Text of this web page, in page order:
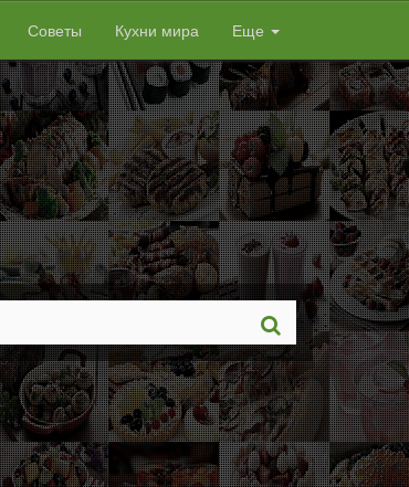
Советы Кухни мира Еще